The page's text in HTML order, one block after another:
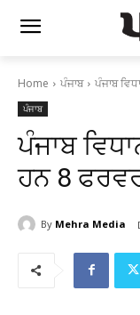
Home ਪੰਜਾਬ ਪੰਜਾਬ
ਪੰਜਾਬ
ਪੰਜਾਬ
ਹਨ 8
By Mehra Media